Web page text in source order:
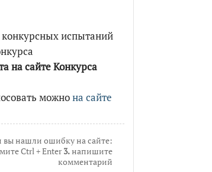
испытаний
на сайте Конкурса
можнона сайте
вы нашли ошибку на сайте:
Ctrl + Enter3.напишите
комментарий